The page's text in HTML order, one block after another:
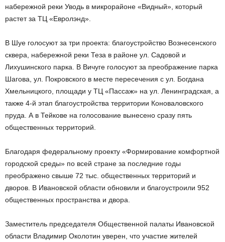
набережной реки Уводь в микрорайоне «Видный», который
растет за ТЦ «Евролэнд».
В Шуе голосуют за три проекта: благоустройство Вознесенского
сквера, набережной реки Теза в районе ул. Садовой и
Лихушинского парка. В Вичуге голосуют за преображение парка
Шагова, ул. Покровского в месте пересечения с ул. Богдана
Хмельницкого, площади у ТЦ «Пассаж» на ул. Ленинградская, а
также 4-й этап благоустройства территории Коноваловского
пруда. А в Тейкове на голосование вынесено сразу пять
общественных территорий.
Благодаря федеральному проекту «Формирование комфортной
городской среды» по всей стране за последние годы
преображено свыше 72 тыс. общественных территорий и
дворов. В Ивановской области обновили и благоустроили 952
общественных пространства и двора.
Заместитель председателя Общественной палаты Ивановской
области Владимир Околотин уверен, что участие жителей